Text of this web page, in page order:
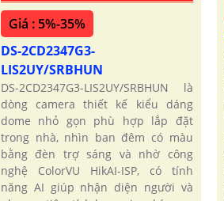
Giá : 5%-35%
DS-2CD2347G3-
LIS2UY/SRBHUN
DS-2CD2347G3-LIS2UY/SRBHUN là
dòng camera thiết kế kiểu dáng
dome nhỏ gọn phù hợp lắp đặt
trong nhà, nhìn ban đêm có màu
bằng đèn trợ sáng và nhờ công
nghệ ColorVU HikAI-ISP, có tính
năng AI giúp nhận diện người và